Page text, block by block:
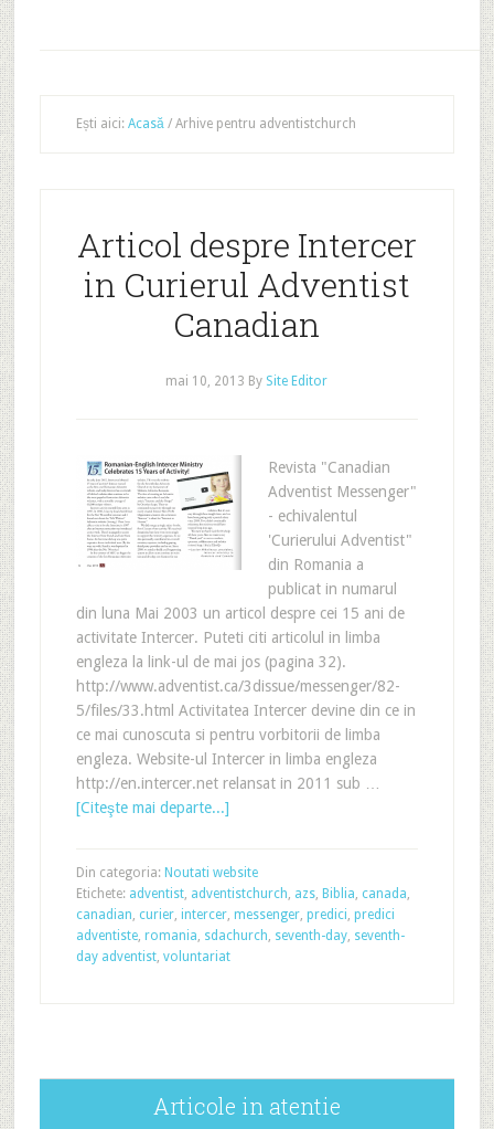
Ești aici: Acasă /Arhive pentru adventistchurch
Articol despre Intercer
in Curierul Adventist
Canadian
mai 10, 2013 By Site Editor
Revista "Canadian
Adventist Messenger"
- echivalentul
'Curierului Adventist"
din Romania a
publicat in numarul
din luna Mai 2003 un articol despre cei 15 ani de
activitate Intercer. Puteti citi articolul in limba
engleza la link-ul de mai jos (pagina 32).
http://www.adventist.ca/3dissue/messenger/82-
5/files/33.html Activitatea Intercer devine din ce in
ce mai cunoscuta si pentru vorbitorii de limba
engleza. Website-ul Intercer in limba engleza
http://en.intercer.net relansat in 2011 sub …
[Citeşte mai departe...]
Din categoria: Noutati website
Etichete: adventist, adventistchurch, azs, Biblia, canada,
canadian, curier, intercer, messenger, predici, predici
adventiste, romania, sdachurch, seventh-day, seventh-
day adventist, voluntariat
Articole in atentie